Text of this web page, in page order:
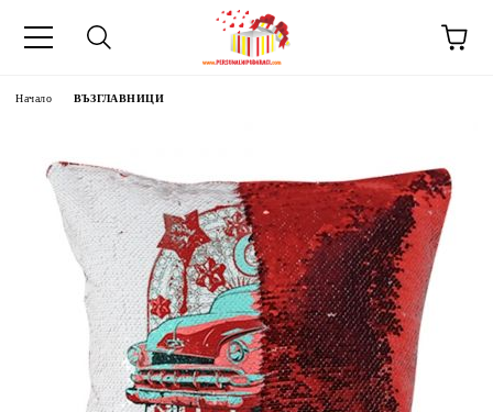
Начало ВЪЗГЛАВНИЦИ